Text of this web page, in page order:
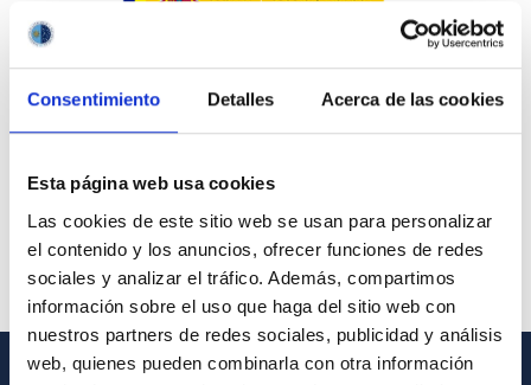
Consentimiento Detalles Acerca de las cookies
Esta página web usa cookies
Las cookies de este sitio web se usan para personalizar
el contenido y los anuncios, ofrecer funciones de redes
sociales y analizar el tráfico. Además, compartimos
información sobre el uso que haga del sitio web con
nuestros partners de redes sociales, publicidad y análisis
web, quienes pueden combinarla con otra información